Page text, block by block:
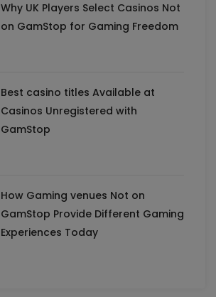
Why UK Players Select Casinos Not
on GamStop for Gaming Freedom
Best casino titles Available at
Casinos Unregistered with
GamStop
How Gaming venues Not on
GamStop Provide Different Gaming
Experiences Today